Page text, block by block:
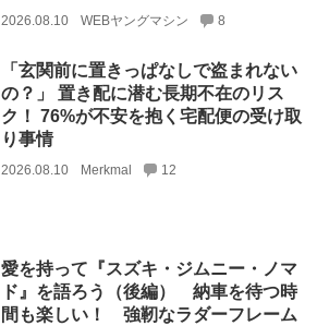
2026.08.10 WEBヤングマシン 8
「玄関前に置きっぱなしで盗まれない
の？」 置き配に潜む長期不在のリス
ク！ 76%が不安を抱く宅配便の受け取
り事情
2026.08.10 Merkmal 12
愛を持って『スズキ・ジムニー・ノマ
ド』を語ろう（後編） 納車を待つ時
間も楽しい！ 強靭なラダーフレーム